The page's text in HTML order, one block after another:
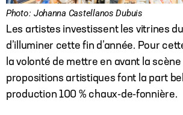
Photo : Johanna Castellanos Dubuis
Les artistes investissent les vitrines
d’illuminer cette fin d’année. Pour
la volonté de mettre en avant la
propositions artistiques font la part
production 100 % chaux-de-fonnière.